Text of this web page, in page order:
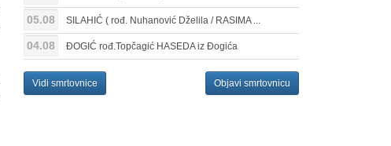
05.08 SILAHIĆ ( rođ. Nuhanović Dželila / RASIMA ...
04.08 ĐOGIĆ rođ.Topčagić HASEDA iz Đogića
Vidi smrtovnice Objavi smrtovnicu